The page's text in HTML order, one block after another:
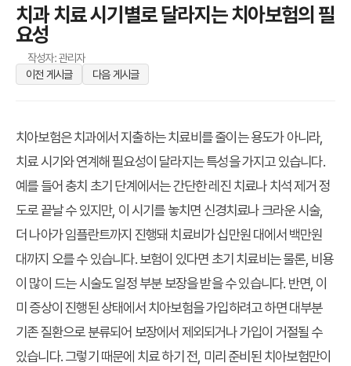
치과 치료 시기별로 달라지는 치아보험의 필
요성
작성자: 관리자
이전 게시글
다음 게시글
치아보험은 치과에서 지출하는 치료비를 줄이는 용도가 아니라,
치료 시기와 연계해 필요성이 달라지는 특성을 가지고 있습니다.
예를 들어 충치 초기 단계에서는 간단한 레진 치료나 치석 제거 정
도로 끝날 수 있지만, 이 시기를 놓치면 신경치료나 크라운 시술,
더 나아가 임플란트까지 진행돼 치료비가 십만원 대에서 백만원
대까지 오를 수 있습니다. 보험이 있다면 초기 치료비는 물론, 비용
이 많이 드는 시술도 일정 부분 보장을 받을 수 있습니다. 반면, 이
미 증상이 진행된 상태에서 치아보험을 가입하려고 하면 대부분
기존 질환으로 분류되어 보장에서 제외되거나 가입이 거절될 수
있습니다. 그렇기 때문에 치료 하기 전, 미리 준비된 치아보험만이